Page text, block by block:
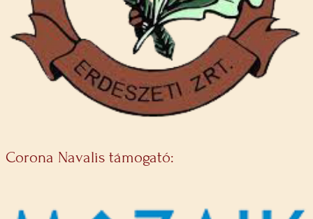
Corona Navalis támogató: